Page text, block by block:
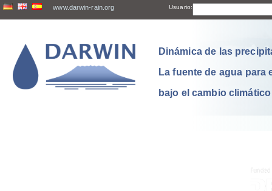
www.darwin-rain.org Usuario:
Dinámica de las
La fuente de agua para
bajo el cambio climático